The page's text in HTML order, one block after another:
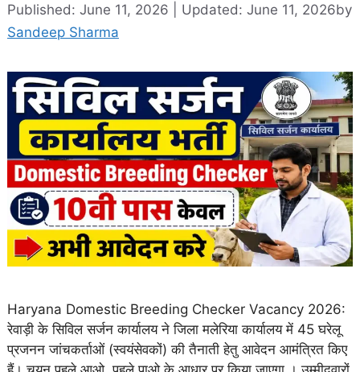
Published: June 11, 2026 | Updated: June 11, 2026by
Sandeep Sharma
Haryana Domestic Breeding Checker Vacancy 2026:
रेवाड़ी के सिविल सर्जन कार्यालय ने जिला मलेरिया कार्यालय में 45 घरेलू
प्रजनन जांचकर्ताओं (स्वयंसेवकों) की तैनाती हेतु आवेदन आमंत्रित किए